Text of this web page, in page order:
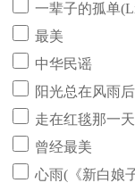
一辈子的孤单
最美
中华民谣
阳光总在风雨后
走在红毯那一
曾经最美
心雨(《新白娘